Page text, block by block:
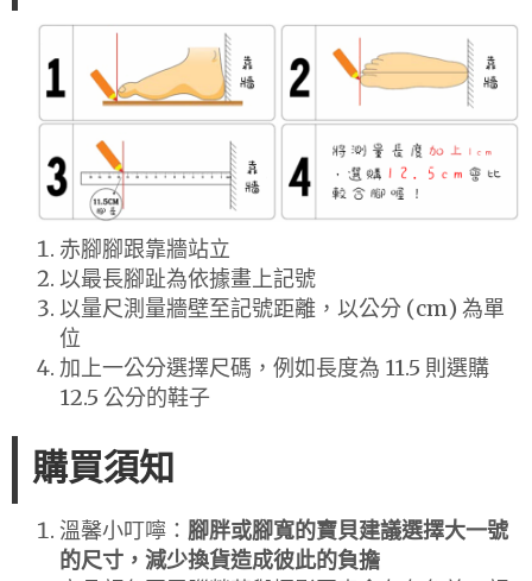
赤腳腳跟靠牆站立
以最長腳趾為依據畫上記號
以量尺測量牆壁至記號距離，以公分 (cm) 為單
位
加上一公分選擇尺碼，例如長度為 11.5 則選購
12.5 公分的鞋子
購買須知
溫馨小叮嚀： 腳胖或腳寬的寶貝建議選擇大一號
的尺寸，減少換貨造成彼此的負擔